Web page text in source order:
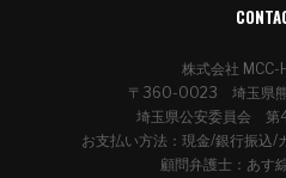
株式会社 MCC-
〒360-0023 埼玉県熊
埼玉県公安委員会
お支払い方法：現金/銀行振込/
顧問弁護士：あす